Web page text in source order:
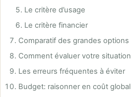
Le critère d’usage
Le critère financier
Comparatif des grandes options
Comment évaluer votre situation
Les erreurs fréquentes à éviter
Budget: raisonner en coût global